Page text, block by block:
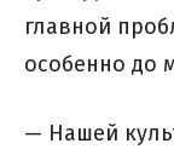
главной
особенно до
— Нашей